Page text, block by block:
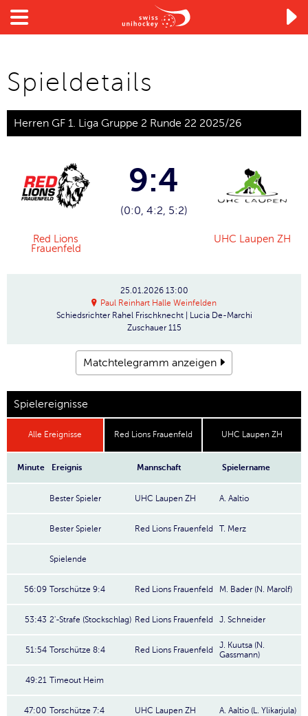

Spieldetails
Herren GF 1. Liga Gruppe 2 Runde 22 2025/26
Red Lions
Frauenfeld
9:4
(0:0, 4:2, 5:2)
UHC Laupen ZH
25.01.2026 13:00
Paul Reinhart Halle Weinfelden
Schiedsrichter Rahel Frischknecht | Lucia De-Marchi
Zuschauer 115
Matchtelegramm anzeigen
Spielereignisse
Alle Ereignisse Red Lions Frauenfeld UHC Laupen ZH
Minute Ereignis Mannschaft Spielername
Bester Spieler UHC Laupen ZH A. Aaltio
Bester Spieler Red Lions Frauenfeld T. Merz
Spielende
56:09 Torschütze 9:4 Red Lions Frauenfeld M. Bader (N. Marolf)
53:43 2'-Strafe (Stockschlag) Red Lions Frauenfeld J. Schneider
51:54 Torschütze 8:4 Red Lions Frauenfeld
J. Kuutsa (N.
Gassmann)
49:21 Timeout Heim
47:00 Torschütze 7:4 UHC Laupen ZH A. Aaltio (L. Ylikarjula)